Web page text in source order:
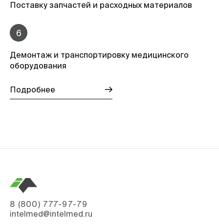
Поставку запчастей и расходных материалов
6
Демонтаж и транспортировку медицинского
оборудования
Подробнее
8 (800) 777-97-79
intelmed@intelmed.ru